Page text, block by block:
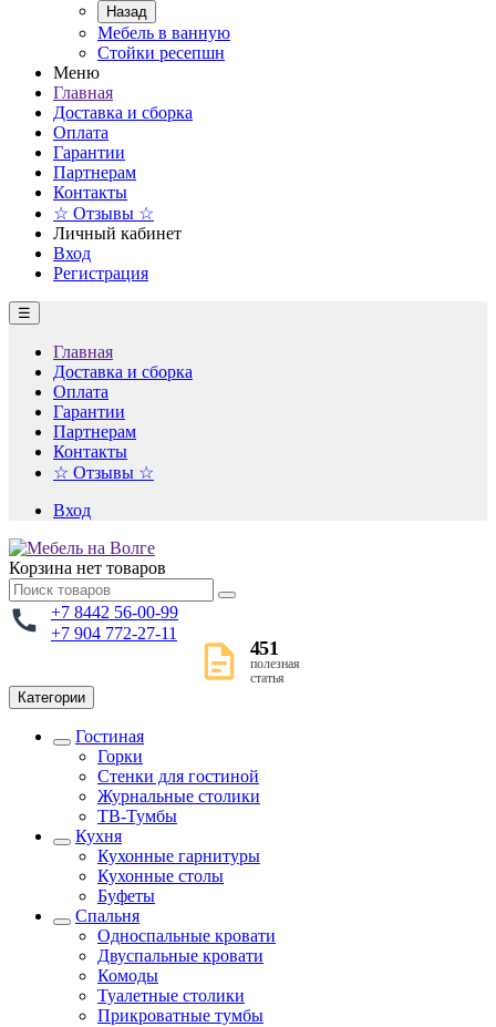
Назад
Мебель в ванную
Стойки ресепшн
Меню
Главная
Доставка и сборка
Оплата
Гарантии
Партнерам
Контакты
☆ Отзывы ☆
Личный кабинет
Вход
Регистрация
☰
Главная
Доставка и сборка
Оплата
Гарантии
Партнерам
Контакты
☆ Отзывы ☆
Вход
Корзина нет товаров
+7 8442 56-00-99
+7 904 772-27-11
451
полезная
статья
Категории
Гостиная
Горки
Стенки для гостиной
Журнальные столики
TВ-Тумбы
Кухня
Кухонные гарнитуры
Кухонные столы
Буфеты
Спальня
Односпальные кровати
Двуспальные кровати
Комоды
Туалетные столики
Прикроватные тумбы